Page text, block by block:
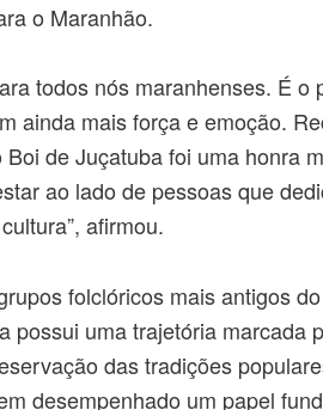
o Maranhão.
todos nós maranhenses. É o
ainda mais força e emoção.
de Juçatuba foi uma honra
ao lado de pessoas que
afirmou.
folclóricos mais antigos do
possui uma trajetória marcada
das tradições
desempenhado um papel